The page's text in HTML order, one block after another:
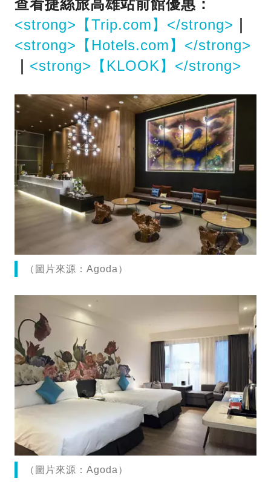
查看捷絲旅高雄站前館優惠：
<strong>【Trip.com】</strong>
<strong>【Hotels.com】</strong>
<strong>【KLOOK】</strong>
（圖片來源：Agoda）
（圖片來源：Agoda）